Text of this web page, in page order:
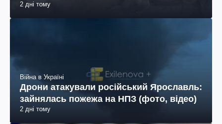
2 дні тому
Війна в Україні
Дрони атакували російський Ярославль:
зайнялась пожежа на НПЗ (фото, відео)
2 дні тому